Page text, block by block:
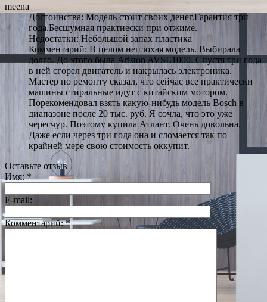
meena
Достоинства: Модель стоит своих денег.Гарантия три
года.Бесшумная практиески при отжиме.
Недостатки: Небольшой запах пластика
Комментарий: В целом неплохая модель. Выбирала
долго. До этого была Ariston AVSL1000. Спустя три года
в ней сгорел двигатель и накрылась электроника.
Мастер по ремонту сказал, что сейчас все практически
машины стиральные идут с китайским мотором.
Порекомендовал взять какую-нибудь модель Bosch в
диапазоне после 20 тыc. руб. Я сочла, что это уже
чересчур. Поэтому купила Атлант. Очень довольна.
Даже если через три года она и сломается так по
крайней мере свою стоимость оккупит.
Оставьте отзыв
Имя:*
E-mail:
Комментарий:*